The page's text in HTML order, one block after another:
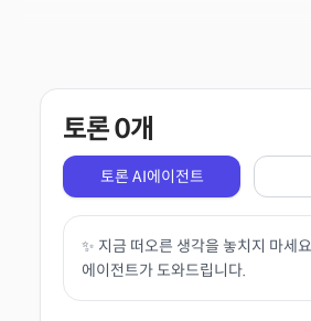
토론0개
토론 AI에이전트
✨ 지금 떠오른 생각을 놓치지 마세
에이전트가 도와드립니다.